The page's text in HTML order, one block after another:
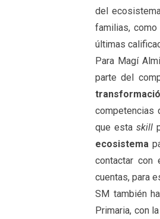
del
familias,
últimas
Para Magí
parte del
competencias
que estaskill
ecosistema
contactar con
cuentas, para
SM también
Primaria, con